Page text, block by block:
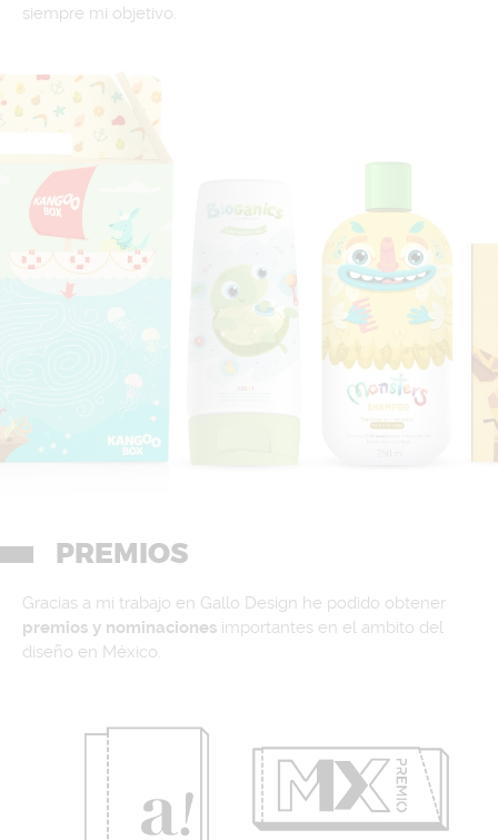
siempre mi objetivo.
PREMIOS
Gracias a mi trabajo en Gallo Design he podido obtener
premios y nominaciones importantes en el ambito del
diseño en México.